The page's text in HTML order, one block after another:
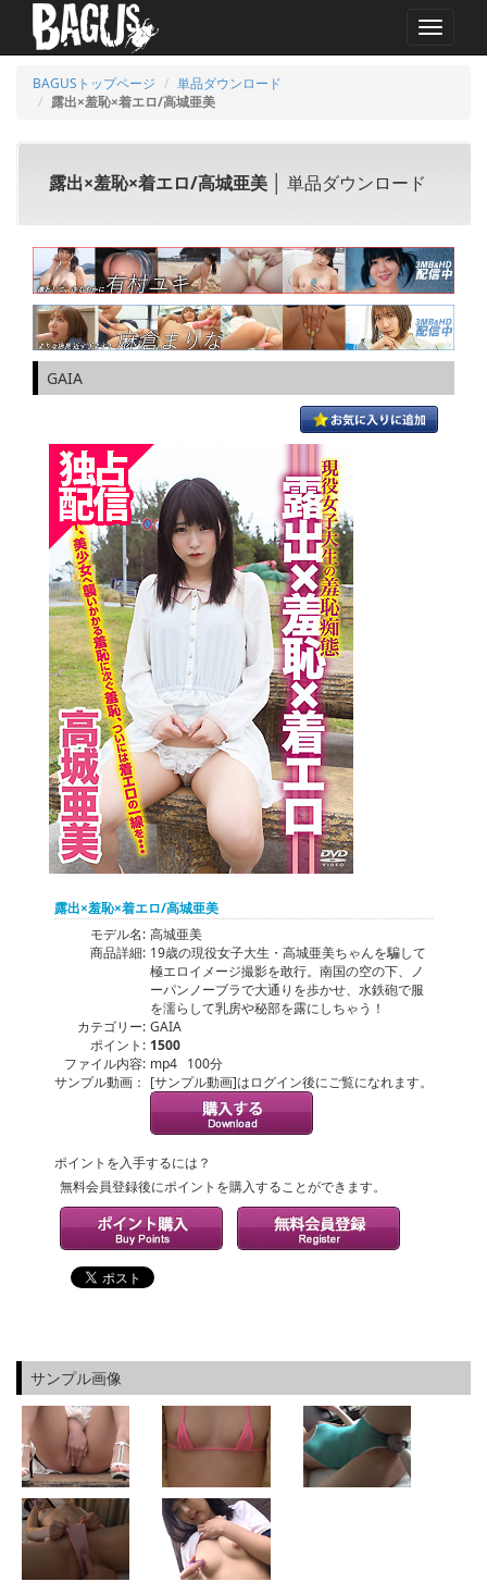
MENU
BAGUSトップページ
単品ダウンロード
露出×羞恥×着エロ/高城亜美
露出×羞恥×着エロ/高城亜美 │ 単品ダウンロード
GAIA
露出×羞恥×着エロ/高城亜美
モデル名: 高城亜美
商品詳細: 19歳の現役女子大生・高城亜美ちゃんを騙して
極エロイメージ撮影を敢行。南国の空の下、ノ
ーパンノーブラで大通りを歩かせ、水鉄砲で服
を濡らして乳房や秘部を露にしちゃう！
カテゴリー: GAIA
ポイント: 1500
ファイル内容: mp4 100分
サンプル動画： [サンプル動画]はログイン後にご覧になれます。
ポイントを入手するには？
無料会員登録後にポイントを購入することができます。
サンプル画像